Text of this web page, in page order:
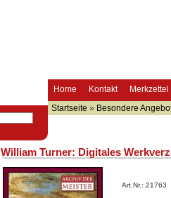
Home Kontakt Merkzettel
Startseite » Besondere
William Turner: Digitales
Art.Nr.: 21763